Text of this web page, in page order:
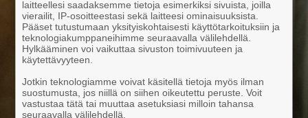
laitteellesi saadaksemme tietoja esimerkiksi sivuista, joilla
vierailit, IP-osoitteestasi sekä laitteesi ominaisuuksista.
Pääset tutustumaan yksityiskohtaisesti käyttötarkoituksiin ja
teknologiakumppaneihimme seuraavalla välilehdellä.
Hylkääminen voi vaikuttaa sivuston toimivuuteen ja
käytettävyyteen.
Jotkin teknologiamme voivat käsitellä tietoja myös ilman
suostumusta, jos niillä on siihen oikeutettu peruste. Voit
vastustaa tätä tai muuttaa asetuksiasi milloin tahansa
seuraavalla välilehdellä.